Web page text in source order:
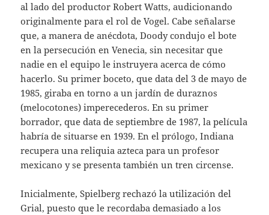
al lado del productor Robert Watts, audicionando
originalmente para el rol de Vogel. Cabe señalarse
que, a manera de anécdota, Doody condujo el bote
en la persecución en Venecia, sin necesitar que
nadie en el equipo le instruyera acerca de cómo
hacerlo. Su primer boceto, que data del 3 de mayo de
1985, giraba en torno a un jardín de duraznos
(melocotones) imperecederos. En su primer
borrador, que data de septiembre de 1987, la película
habría de situarse en 1939. En el prólogo, Indiana
recupera una reliquia azteca para un profesor
mexicano y se presenta también un tren circense.
Inicialmente, Spielberg rechazó la utilización del
Grial, puesto que le recordaba demasiado a los